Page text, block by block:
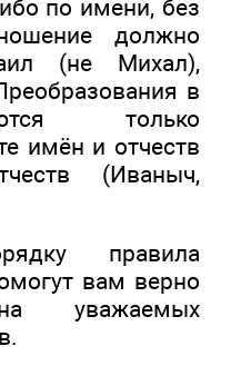
по имени, без
должно
(не Михал),
в
только
имён и отчеств
(Иваныч,
правила
вам верно
уважаемых